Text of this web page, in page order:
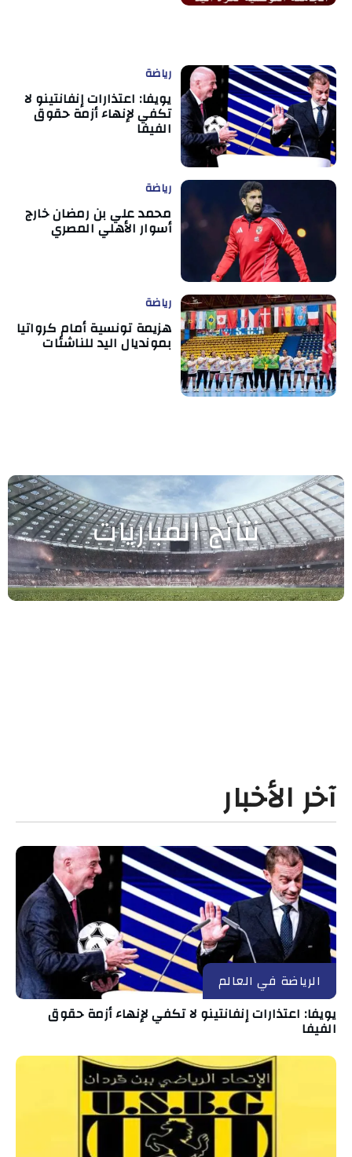
رياضة
يويفا: اعتذارات إنفانتينو لا
تكفي لإنهاء أزمة حقوق
الفيفا
رياضة
محمد علي بن رمضان خارج
أسوار الأهلي المصري
رياضة
هزيمة تونسية أمام كرواتيا
بمونديال اليد للناشئات
نتائج المباريات
آخر الأخبار
الرياضة في العالم
يويفا: اعتذارات إنفانتينو لا تكفي لإنهاء أزمة حقوق
الفيفا